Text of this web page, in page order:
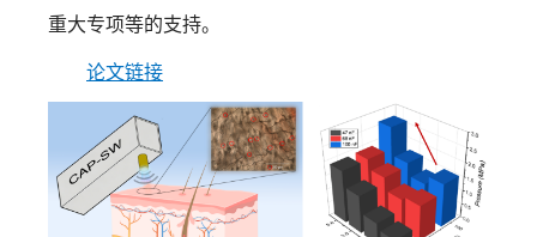
重大专项等的支持。
论文链接